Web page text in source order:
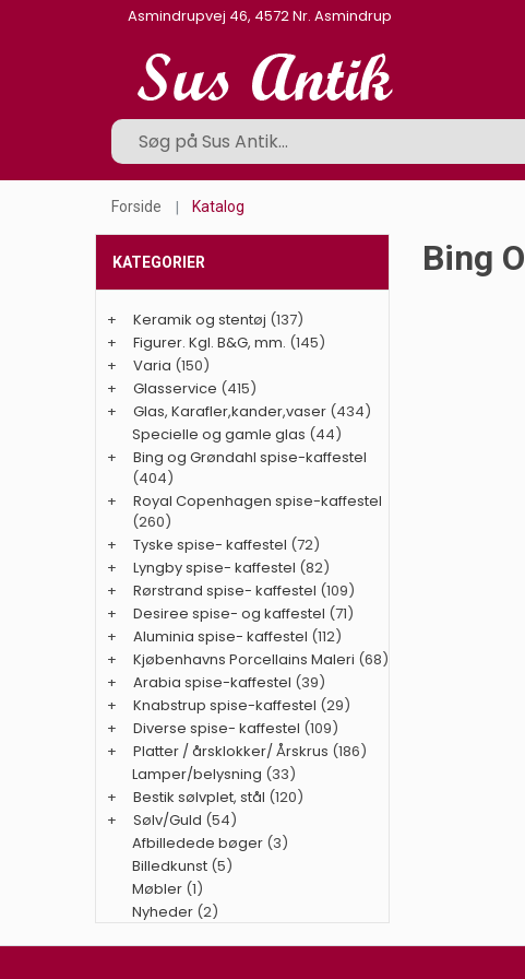
Asmindrupvej 46, 4572 Nr. Asmindrup
Forside Katalog
Bing
KATEGORIER
+ Keramik og stentøj (137)
+
Figurer. Kgl. B&G, mm. (145)
+
Varia (150)
+
Glasservice (415)
+
Glas, Karafler,kander,vaser (434)
Specielle og gamle glas (44)
+
Bing og Grøndahl spise-kaffestel
(404)
+
Royal Copenhagen spise-kaffestel
(260)
+
Tyske spise- kaffestel (72)
+
Lyngby spise- kaffestel (82)
+
Rørstrand spise- kaffestel (109)
+
Desiree spise- og kaffestel (71)
+
Aluminia spise- kaffestel (112)
+
Kjøbenhavns Porcellains Maleri (68)
+
Arabia spise-kaffestel (39)
+
Knabstrup spise-kaffestel (29)
+
Diverse spise- kaffestel (109)
+
Platter / årsklokker/ Årskrus (186)
Lamper/belysning (33)
+
Bestik sølvplet, stål (120)
+
Sølv/Guld (54)
Afbilledede bøger (3)
Billedkunst (5)
Møbler (1)
Nyheder (2)